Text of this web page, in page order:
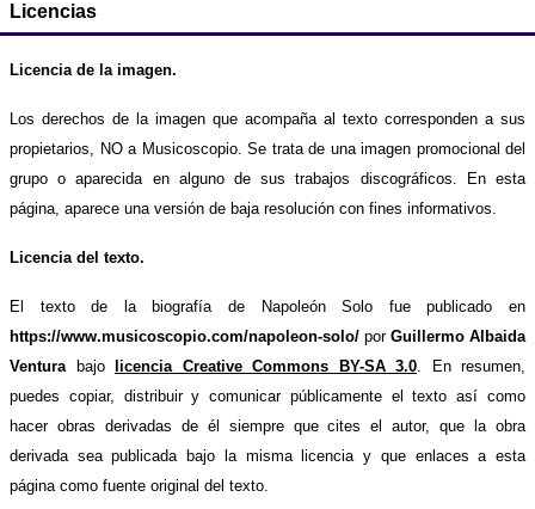
Licencias
Licencia de la imagen.
Los derechos de la imagen que acompaña al texto corresponden a sus
propietarios, NO a Musicoscopio. Se trata de una imagen promocional del
grupo o aparecida en alguno de sus trabajos discográficos. En esta
página, aparece una versión de baja resolución con fines informativos.
Licencia del texto.
El texto de la biografía de Napoleón Solo fue publicado en
https://www.musicoscopio.com/napoleon-solo/ por Guillermo Albaida
Venturabajo licencia Creative Commons BY-SA 3.0. En resumen,
puedes copiar, distribuir y comunicar públicamente el texto así como
hacer obras derivadas de él siempre que cites el autor, que la obra
derivada sea publicada bajo la misma licencia y que enlaces a esta
página como fuente original del texto.